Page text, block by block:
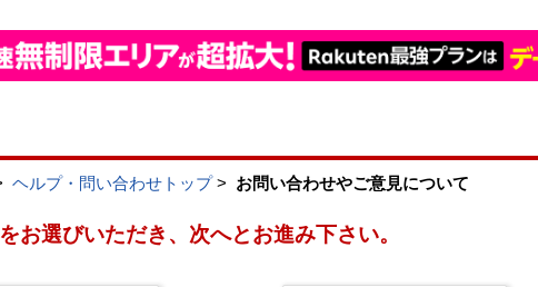
ヘルプ・問い合わせトップ> お問い合わせやご意見について
お選びいただき、次へとお進み下さい。